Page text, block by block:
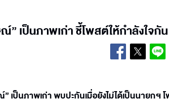
เป็นภาพเก่า ชี้โพสต์ให้กำลังใจกัน
ป็นภาพเก่า พบปะกันเมื่อยังไม่ได้เป็นนายกฯ